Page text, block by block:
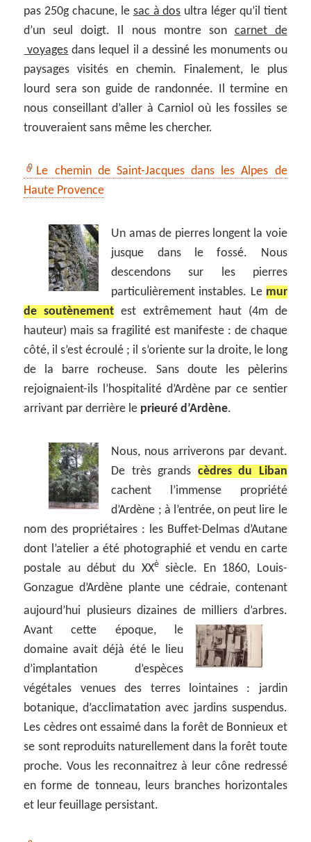
pas 250g chacune, le sac à dos ultra léger qu’il tient
d’un seul doigt. Il nous montre son carnet de
voyages dans lequel il a dessiné les monuments ou
paysages visités en chemin. Finalement, le plus
lourd sera son guide de randonnée. Il termine en
nous conseillant d’aller à Carniol où les fossiles se
trouveraient sans même les chercher.
Le chemin de Saint-Jacques dans les Alpes de
Haute Provence
Un amas de pierres longent la voie
jusque dans le fossé. Nous
descendons sur les pierres
particulièrement instables. Le mur
de soutènement est extrêmement haut (4m de
hauteur) mais sa fragilité est manifeste : de chaque
côté, il s’est écroulé ; il s’oriente sur la droite, le long
de la barre rocheuse. Sans doute les pèlerins
rejoignaient-ils l’hospitalité d’Ardène par ce sentier
arrivant par derrière le prieuré d’Ardène.
Nous, nous arriverons par devant.
De très grands cèdres du Liban
cachent l’immense propriété
d’Ardène ; à l’entrée, on peut lire le
nom des propriétaires : les Buffet-Delmas d’Autane
dont l’atelier a été photographié et vendu en carte
postale au début du XXèsiècle. En 1860, Louis-
Gonzague d’Ardène plante une cédraie, contenant
aujourd’hui plusieurs dizaines de milliers d’arbres.
Avant cette époque, le
domaine avait déjà été le lieu
d’implantation d’espèces
végétales venues des terres lointaines : jardin
botanique, d’acclimatation avec jardins suspendus.
Les cèdres ont essaimé dans la forêt de Bonnieux et
se sont reproduits naturellement dans la forêt toute
proche. Vous les reconnaitrez à leur cône redressé
en forme de tonneau, leurs branches horizontales
et leur feuillage persistant.